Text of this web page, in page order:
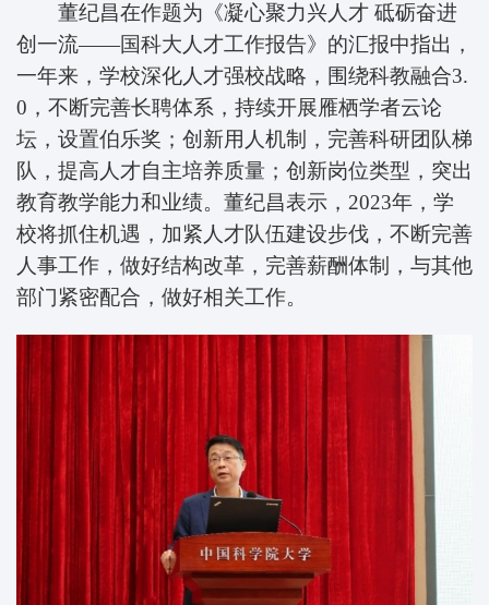
董纪昌在作题为《凝心聚力兴人才 砥砺奋进
创一流——国科大人才工作报告》的汇报中指出，
一年来，学校深化人才强校战略，围绕科教融合3.
0，不断完善长聘体系，持续开展雁栖学者云论
坛，设置伯乐奖；创新用人机制，完善科研团队梯
队，提高人才自主培养质量；创新岗位类型，突出
教育教学能力和业绩。董纪昌表示，2023年，学
校将抓住机遇，加紧人才队伍建设步伐，不断完善
人事工作，做好结构改革，完善薪酬体制，与其他
部门紧密配合，做好相关工作。